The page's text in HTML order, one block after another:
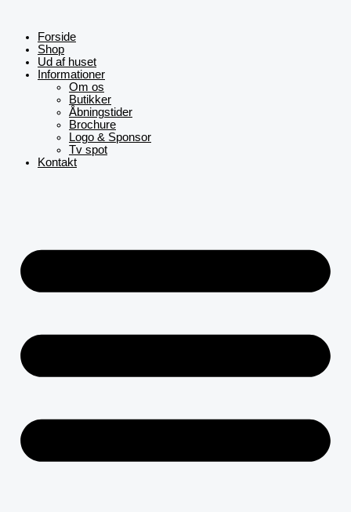
indholdetForside
Shop
Ud af huset
Informationer
Om os
Butikker
Åbningstider
Brochure
Logo & Sponsor
Tv spot
Kontakt